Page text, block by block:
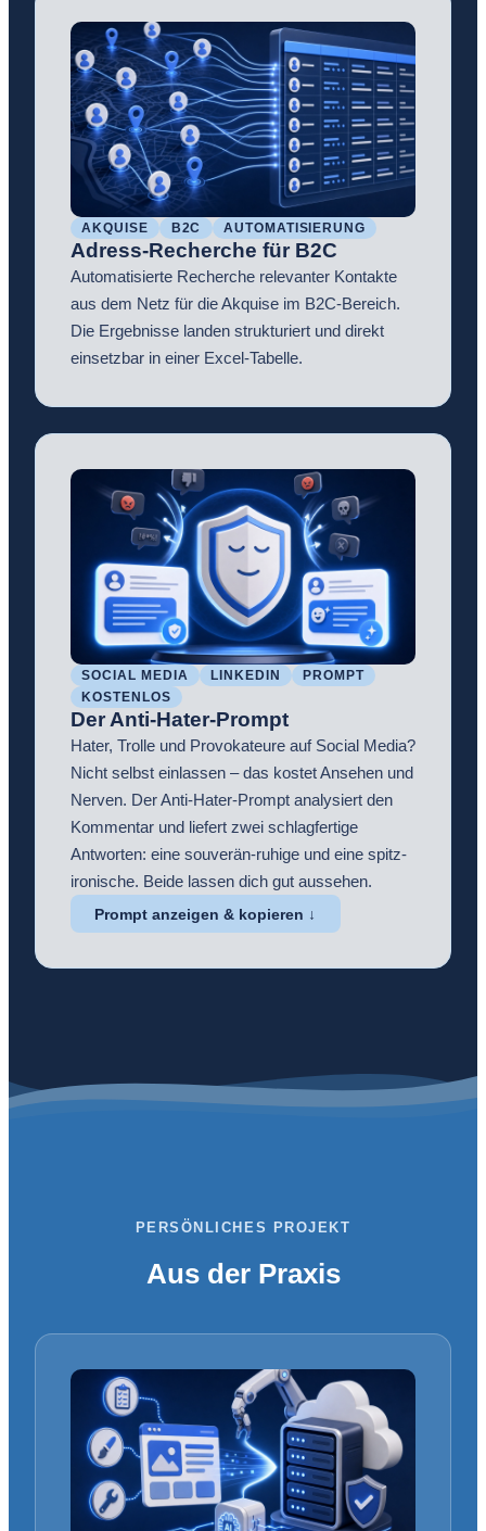
AKQUISE B2C AUTOMATISIERUNG
Adress-Recherche für B2C
Automatisierte Recherche relevanter Kontakte
aus dem Netz für die Akquise im B2C-Bereich.
Die Ergebnisse landen strukturiert und direkt
einsetzbar in einer Excel-Tabelle.
SOCIAL MEDIA LINKEDIN
PROMPT
KOSTENLOS
Der Anti-Hater-Prompt
Hater, Trolle und Provokateure auf Social Media?
Nicht selbst einlassen – das kostet Ansehen und
Nerven. Der Anti-Hater-Prompt analysiert den
Kommentar und liefert zwei schlagfertige
Antworten: eine souverän-ruhige und eine spitz-
ironische. Beide lassen dich gut aussehen.
Prompt anzeigen & kopieren ↓
PERSÖNLICHES PROJEKT
Aus der Praxis